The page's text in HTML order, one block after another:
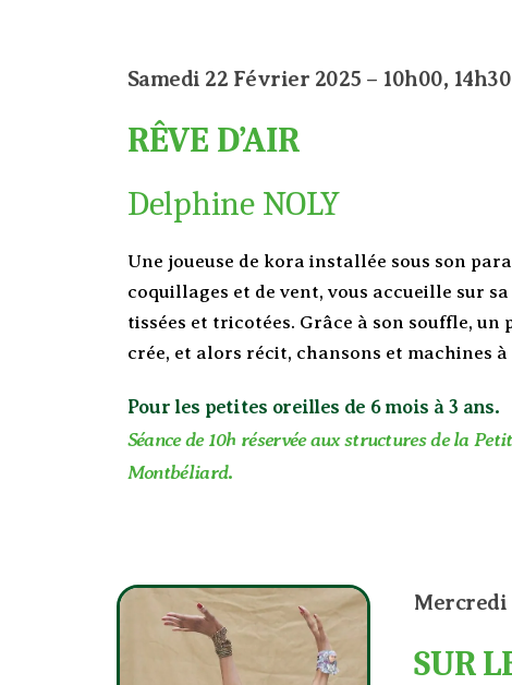
Samedi 22 Février 2025 – 10h00,
RÊVE D’AIR
Delphine NOLY
Une joueuse de kora installée sous son
coquillages et de vent, vous accueille sur
tissées et tricotées. Grâce à son souffle, un
crée, et alors récit, chansons et machines à
Pour les petites oreilles de 6 mois à 3 ans.
Séance de 10h réservée aux structures de la
Montbéliard.
Mercredi
SUR